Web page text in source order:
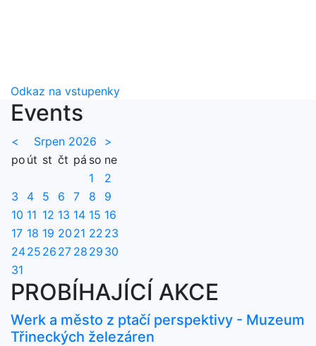
Odkaz na vstupenky
Events
< Srpen 2026
>
po út st čt pá so ne
1
2
3
4 5 6 7 8
9
10 11 12 13 14 15 16
17 18 19 20 21 22 23
2425 26 27 28 29 30
31
PROBÍHAJÍCÍ AKCE
Werk a město z ptačí perspektivy - Muzeum
Třineckých železáren